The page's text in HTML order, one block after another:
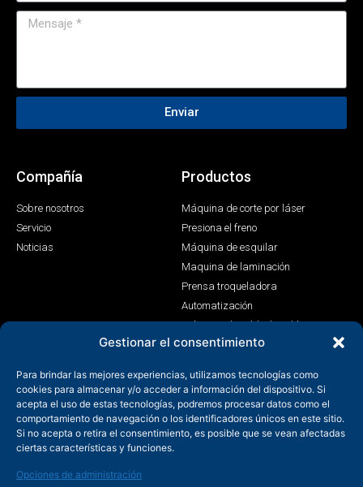
Gestionar el consentimiento
Para brindar las mejores experiencias, utilizamos tecnologías como
cookies para almacenar y/o acceder a información del dispositivo. Si
acepta el uso de estas tecnologías, podremos procesar datos como el
comportamiento de navegación o los identificadores únicos en este sitio.
Si no acepta o retira el consentimiento, es posible que se vean afectadas
ciertas características y funciones.
Opciones de administración
Enviar
Compañía
Sobre nosotros
Servicio
Noticias
Productos
Máquina de corte por láser
Presiona el freno
Máquina de esquilar
Maquina de laminación
Prensa troqueladora
Automatización
Máquina de soldadura láser
+86-158-9507-5134
info@shenchong.com
Tianshun Road, Parque Industrial Yangshan, Wuxi, Jiangsu,
China 214156